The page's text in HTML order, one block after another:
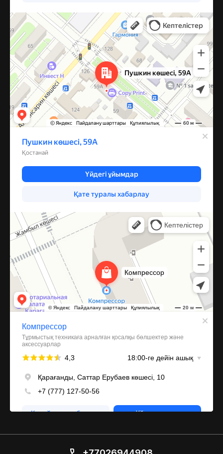
Костанай
Улица Пушкина, 59А — Яндекс Карты
Компрессор
Запчасти и аксессуары для бытовой техники в Караганде